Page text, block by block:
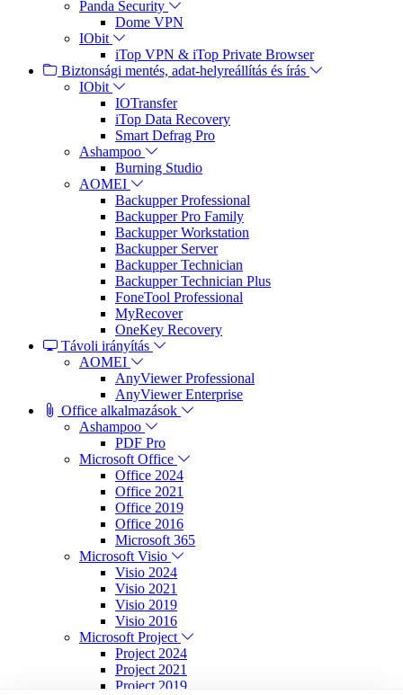
Panda Security
Dome VPN
IObit
iTop VPN & iTop Private Browser
Biztonsági mentés, adat-helyreállítás és írás
IObit
IOTransfer
iTop Data Recovery
Smart Defrag Pro
Ashampoo
Burning Studio
AOMEI
Backupper Professional
Backupper Pro Family
Backupper Workstation
Backupper Server
Backupper Technician
Backupper Technician Plus
FoneTool Professional
MyRecover
OneKey Recovery
Távoli irányítás
AOMEI
AnyViewer Professional
AnyViewer Enterprise
Office alkalmazások
Ashampoo
PDF Pro
Microsoft Office
Office 2024
Office 2021
Office 2019
Office 2016
Microsoft 365
Microsoft Visio
Visio 2024
Visio 2021
Visio 2019
Visio 2016
Microsoft Project
Project 2024
Project 2021
Project 2019